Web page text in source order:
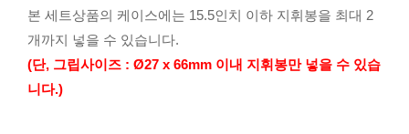
본 세트상품의 케이스에는 15.5인치 이하 지휘봉을 최대 2
개까지 넣을 수 있습니다.
(단, 그립사이즈 : Ø27 x 66mm 이내 지휘봉만 넣을 수 있습
니다.)